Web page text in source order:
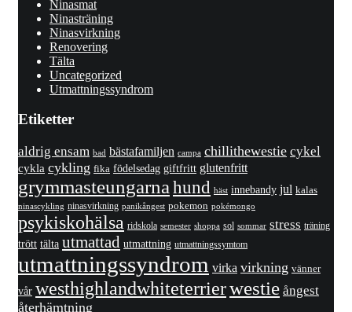
Ninasmat
Ninasträning
Ninasvirkning
Renovering
Tälta
Uncategorized
Utmattningssyndrom
Etiketter
aldrig ensam bad bästafamiljen campa chillithewestie cykel
cykla cykling fika födelsedag giftfritt glutenfritt
grymmasteungarna hund häst innebandy jul kalas
ninascykling ninasvirkning panikångest pokemon pokémongo
psykiskohälsa ridskola semester shoppa sol sommar stress träning
trött tälta utmattad utmattning utmattningssymtom
utmattningssyndrom virka virkning vänner
vår westhighlandwhiteterrierwestie ångest
återhämtning